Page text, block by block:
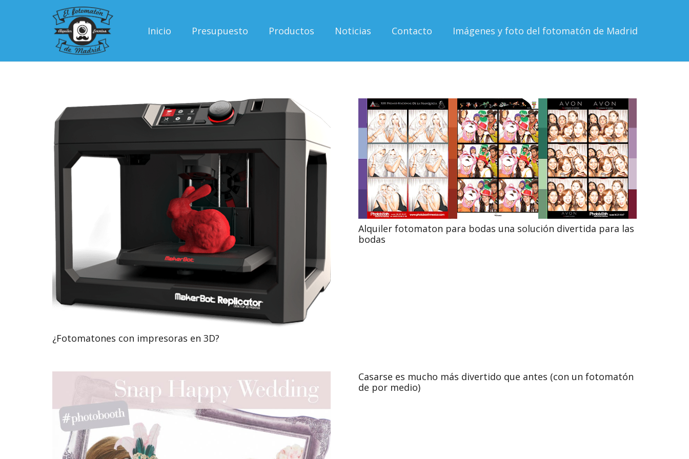
Inicio Presupuesto Productos Noticias Contacto Imágenes y foto del fotomatón de Madrid
¿Fotomatones con impresoras en 3D?
Alquiler fotomaton para bodas una solución divertida para las
bodas
Casarse es mucho más divertido que antes (con un fotomatón
de por medio)